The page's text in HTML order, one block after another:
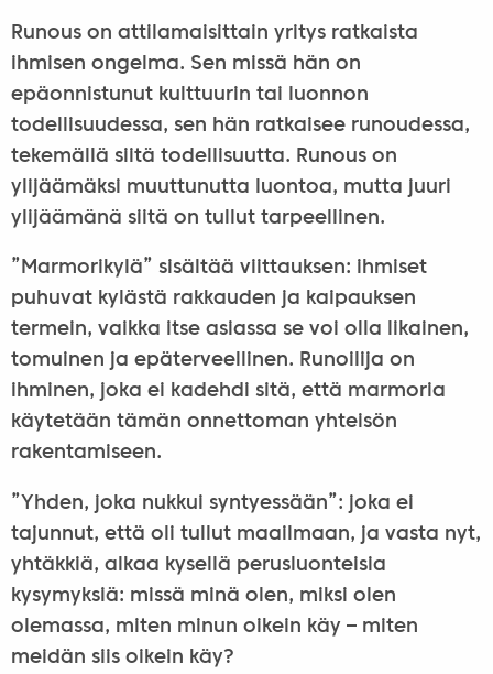
Runous on attilamaisittain yritys ratkaista
ihmisen ongelma. Sen missä hän on
epäonnistunut kulttuurin tai luonnon
todellisuudessa, sen hän ratkaisee runoudessa,
tekemällä siitä todellisuutta. Runous on
ylijäämäksi muuttunutta luontoa, mutta juuri
ylijäämänä siitä on tullut tarpeellinen.
”Marmorikylä” sisältää viittauksen: ihmiset
puhuvat kylästä rakkauden ja kaipauksen
termein, vaikka itse asiassa se voi olla likainen,
tomuinen ja epäterveellinen. Runoilija on
ihminen, joka ei kadehdi sitä, että marmoria
käytetään tämän onnettoman yhteisön
rakentamiseen.
”Yhden, joka nukkui syntyessään”: joka ei
tajunnut, että oli tullut maailmaan, ja vasta nyt,
yhtäkkiä, alkaa kysellä perusluonteisia
kysymyksiä: missä minä olen, miksi olen
olemassa, miten minun oikein käy – miten
meidän siis oikein käy?